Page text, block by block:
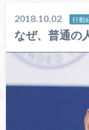
2018.10.02 行動
なぜ、普通の